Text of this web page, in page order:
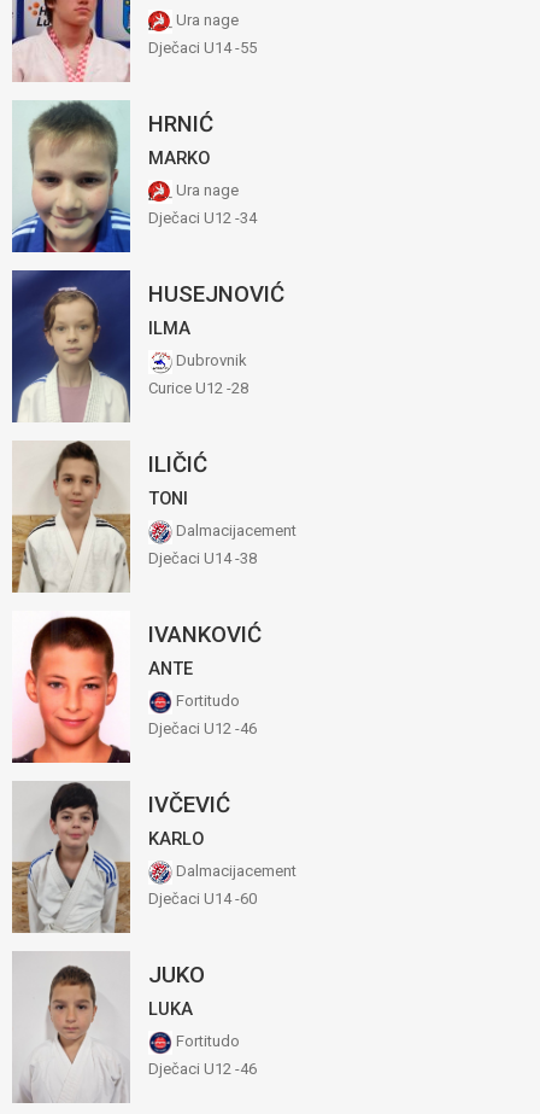
Ura nage
Dječaci U14 -55
HRNIĆ
MARKO
Ura nage
Dječaci U12 -34
HUSEJNOVIĆ
ILMA
Dubrovnik
Curice U12 -28
ILIČIĆ
TONI
Dalmacijacement
Dječaci U14 -38
IVANKOVIĆ
ANTE
Fortitudo
Dječaci U12 -46
IVČEVIĆ
KARLO
Dalmacijacement
Dječaci U14 -60
JUKO
LUKA
Fortitudo
Dječaci U12 -46